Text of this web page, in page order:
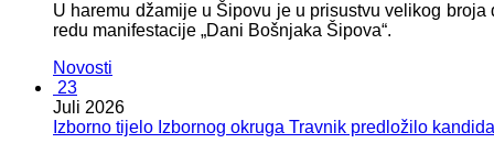
U haremu džamije u Šipovu je u prisustvu velikog
redu manifestacije „Dani Bošnjaka Šipova“.
Novosti
23
Juli 2026
Izborno tijelo Izbornog okruga Travnik predložilo